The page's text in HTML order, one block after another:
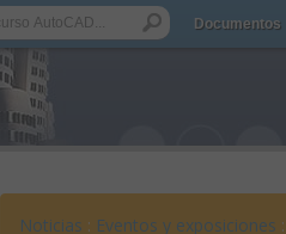
Documentos
Noticias : Eventos y exposiciones